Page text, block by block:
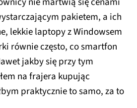
pakietem, a ich
lekkie laptopy z Windowsem
równie często, co smartfon
jakby się przy tym
na frajera kupując
praktycznie to samo, za to